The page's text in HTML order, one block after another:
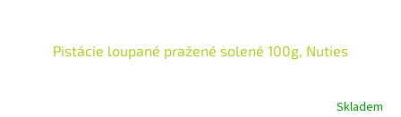
Pistácie loupané pražené solené 100g, Nuties
Skladem